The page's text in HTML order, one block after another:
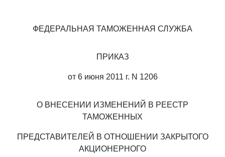
ФЕДЕРАЛЬНАЯ ТАМОЖЕННАЯ СЛУЖБА
ПРИКАЗ
от 6 июня 2011 г. N 1206
О ВНЕСЕНИИ ИЗМЕНЕНИЙ В РЕЕСТР
ТАМОЖЕННЫХ
ПРЕДСТАВИТЕЛЕЙ В ОТНОШЕНИИ ЗАКРЫТОГО
АКЦИОНЕРНОГО